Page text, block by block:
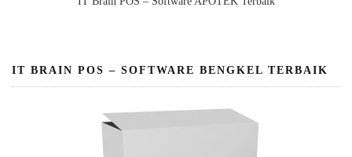
IT BRAIN POS – SOFTWARE BENGKEL TERBAIK